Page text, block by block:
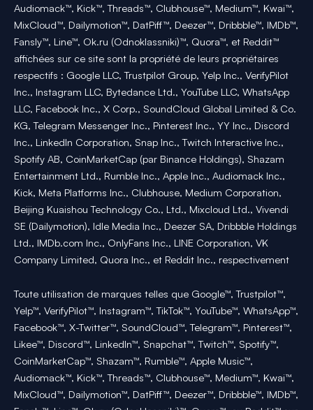
Audiomack™, Kick™, Threads™, Clubhouse™, Medium™, Kwai™,
MixCloud™, Dailymotion™, DatPiff™, Deezer™, Dribbble™, IMDb™,
Fansly™, Line™, Ok.ru (Odnoklassniki)™, Quora™, et Reddit™
affichées sur ce site sont la propriété de leurs propriétaires
respectifs : Google LLC, Trustpilot Group, Yelp Inc., VerifyPilot
Inc., Instagram LLC, Bytedance Ltd., YouTube LLC, WhatsApp
LLC, Facebook Inc., X Corp., SoundCloud Global Limited & Co.
KG, Telegram Messenger Inc., Pinterest Inc., YY Inc., Discord
Inc., LinkedIn Corporation, Snap Inc., Twitch Interactive Inc.,
Spotify AB, CoinMarketCap (par Binance Holdings), Shazam
Entertainment Ltd., Rumble Inc., Apple Inc., Audiomack Inc.,
Kick, Meta Platforms Inc., Clubhouse, Medium Corporation,
Beijing Kuaishou Technology Co., Ltd., Mixcloud Ltd., Vivendi
SE (Dailymotion), Idle Media Inc., Deezer SA, Dribbble Holdings
Ltd., IMDb.com Inc., OnlyFans Inc., LINE Corporation, VK
Company Limited, Quora Inc., et Reddit Inc., respectivement
Toute utilisation de marques telles que Google™, Trustpilot™,
Yelp™, VerifyPilot™, Instagram™, TikTok™, YouTube™, WhatsApp™,
Facebook™, X-Twitter™, SoundCloud™, Telegram™, Pinterest™,
Likee™, Discord™, LinkedIn™, Snapchat™, Twitch™, Spotify™,
CoinMarketCap™, Shazam™, Rumble™, Apple Music™,
Audiomack™, Kick™, Threads™, Clubhouse™, Medium™, Kwai™,
MixCloud™, Dailymotion™, DatPiff™, Deezer™, Dribbble™, IMDb™,